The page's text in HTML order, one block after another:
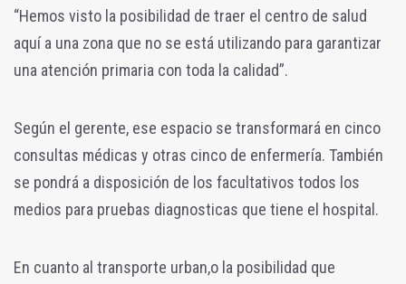
“Hemos visto la posibilidad de traer el centro de salud
aquí a una zona que no se está utilizando para garantizar
una atención primaria con toda la calidad”.
Según el gerente, ese espacio se transformará en cinco
consultas médicas y otras cinco de enfermería. También
se pondrá a disposición de los facultativos todos los
medios para pruebas diagnosticas que tiene el hospital.
En cuanto al transporte urban,o la posibilidad que